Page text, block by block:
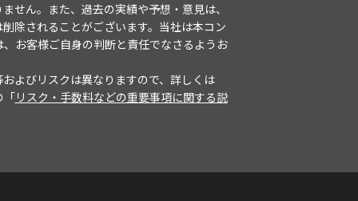
せん。また、過去の実績や予想・意見は、
除されることがございます。当社は本コン
お客様ご自身の判断と責任でなさるようお
よびリスクは異なりますので、詳しくは
「リスク・手数料などの重要事項に関する説